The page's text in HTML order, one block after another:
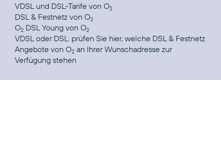
VDSL und DSL-Tarife von O2
DSL & Festnetz von O2
O2 DSL Young von O2
VDSL oder DSL: prüfen Sie hier, welche DSL & Festnetz
Angebote von O2 an Ihrer Wunschadresse zur
Verfügung stehen